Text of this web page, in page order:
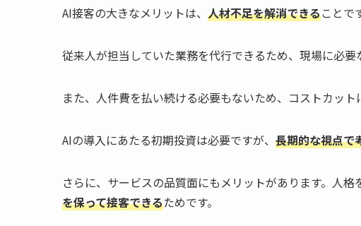
AI接客の大きなメリットは、 人材不足を解消できることで
従来人が担当していた業務を代行できるため、現場に必要
また、人件費を払い続ける必要もないため、コストカット
AIの導入にあたる初期投資は必要ですが、 長期的な視点で
さらに、サービスの品質面にもメリットがあります。人格
を保って接客できるためです。